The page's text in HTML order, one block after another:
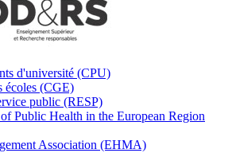
d'université (CPU)
écoles (CGE)
public (RESP)
Public Health in the European Region
Association (EHMA)